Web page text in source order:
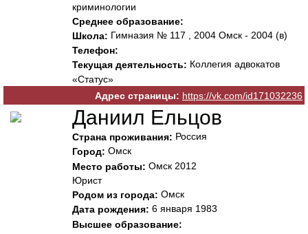
криминологии
Среднее образование:
Школа: Гимназия № 117 , 2004 Омск - 2004 (в)
Телефон:
Текущая деятельность: Коллегия адвокатов
«Статус»
Адрес страницы: https://vk.com/id171032236
Даниил Ельцов
Страна проживания: Россия
Город: Омск
Место работы: Омск 2012
Юрист
Родом из города: Омск
Дата рождения: 6 января 1983
Высшее образование: